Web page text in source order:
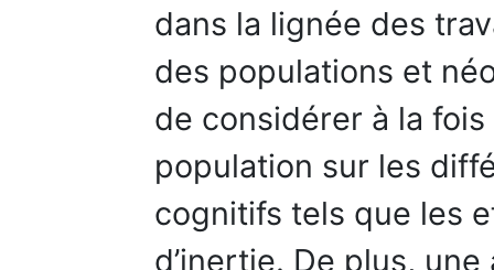
dans la lignée des
des populations et
de considérer à la
population sur les
cognitifs tels que les
d’inertie. De plus,